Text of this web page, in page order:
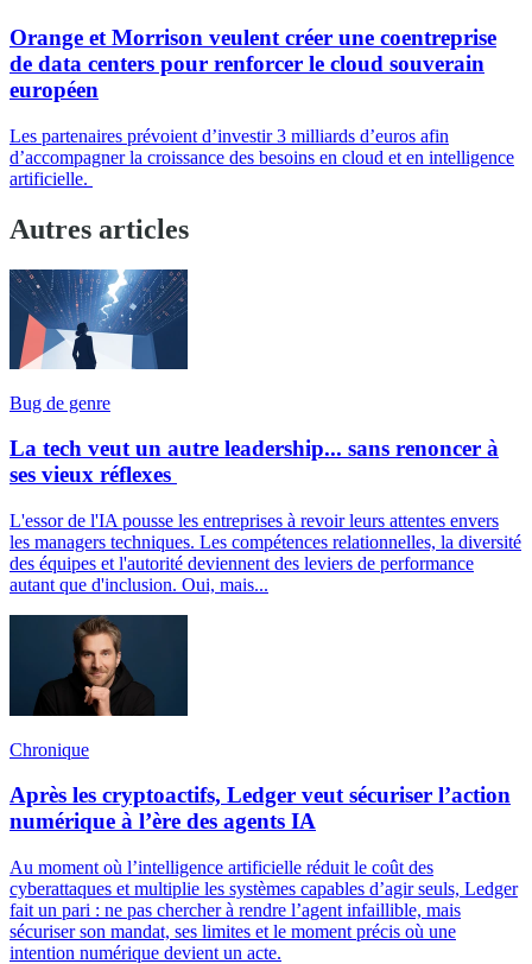
Orange et Morrison veulent créer une coentreprise
de data centers pour renforcer le cloud souverain
européen
Les partenaires prévoient d’investir 3 milliards d’euros afin
d’accompagner la croissance des besoins en cloud et en intelligence
artificielle.
Autres articles
Bug de genre
La tech veut un autre leadership... sans renoncer à
ses vieux réflexes
L'essor de l'IA pousse les entreprises à revoir leurs attentes envers
les managers techniques. Les compétences relationnelles, la diversité
des équipes et l'autorité deviennent des leviers de performance
autant que d'inclusion. Oui, mais...
Chronique
Après les cryptoactifs, Ledger veut sécuriser l’action
numérique à l’ère des agents IA
Au moment où l’intelligence artificielle réduit le coût des
cyberattaques et multiplie les systèmes capables d’agir seuls, Ledger
fait un pari : ne pas chercher à rendre l’agent infaillible, mais
sécuriser son mandat, ses limites et le moment précis où une
intention numérique devient un acte.